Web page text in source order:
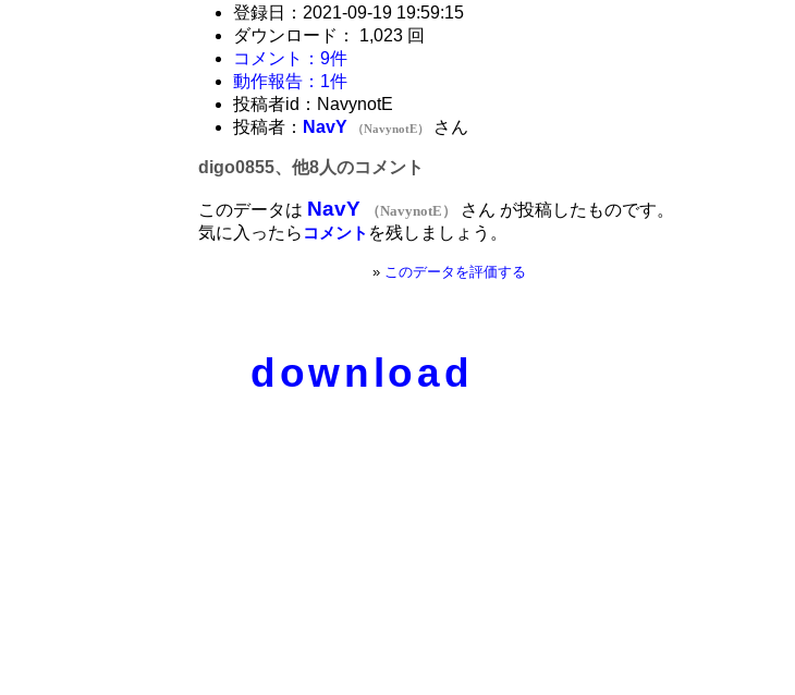
登録日：2021-09-19 19:59:15
ダウンロード： 1,023 回
コメント：9件
動作報告：1件
投稿者id：NavynotE
投稿者： NavY （NavynotE） さん
digo0855、他8人のコメント
このデータは NavY （NavynotE）
さん が投稿したものです。
気に入ったら コメント を残しましょう。
» このデータを評価する
download